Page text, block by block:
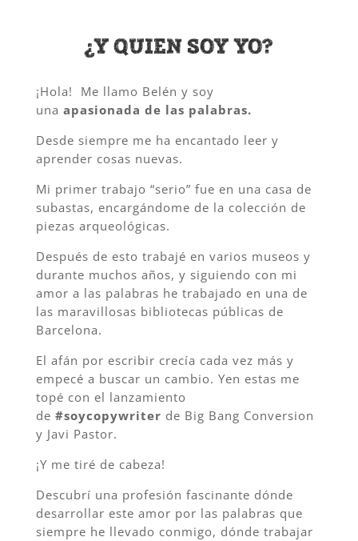
¿Y QUIÉN SOY YO?
¡Hola! Me llamo Belén y soy
una apasionada de las palabras.
Desde siempre me ha encantado leer y
aprender cosas nuevas.
Mi primer trabajo “serio” fue en una casa de
subastas, encargándome de la colección de
piezas arqueológicas.
Después de esto trabajé en varios museos y
durante muchos años, y siguiendo con mi
amor a las palabras he trabajado en una de
las maravillosas bibliotecas públicas de
Barcelona.
El afán por escribir crecía cada vez más y
empecé a buscar un cambio. Yen estas me
topé con el lanzamiento
de #soycopywriter de Big Bang Conversion
y Javi Pastor.
¡Y me tiré de cabeza!
Descubrí una profesión fascinante dónde
desarrollar este amor por las palabras que
siempre he llevado conmigo, dónde trabajar